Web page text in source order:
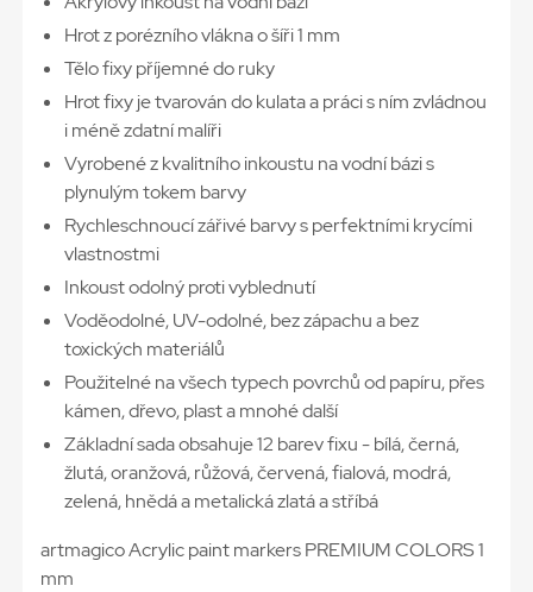
Hrot z porézního vlákna o šíři 1 mm
Tělo fixy příjemné do ruky
Hrot fixy je tvarován do kulata a práci s ním zvládnou
i méně zdatní malíři
Vyrobené z kvalitního inkoustu na vodní bázi s
plynulým tokem barvy
Rychleschnoucí zářivé barvy s perfektními krycími
vlastnostmi
Inkoust odolný proti vyblednutí
Voděodolné, UV-odolné, bez zápachu a bez
toxických materiálů
Použitelné na všech typech povrchů od papíru, přes
kámen, dřevo, plast a mnohé další
Základní sada obsahuje 12 barev fixu - bílá, černá,
žlutá, oranžová, růžová, červená, fialová, modrá,
zelená, hnědá a metalická zlatá a stříbá
artmagico Acrylic paint markers PREMIUM COLORS 1
mm